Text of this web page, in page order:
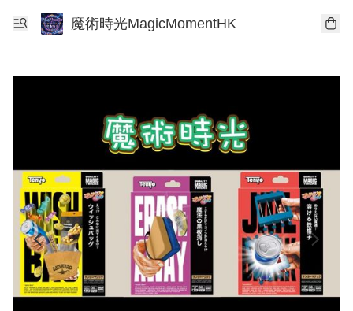
魔術時光MagicMomentHK